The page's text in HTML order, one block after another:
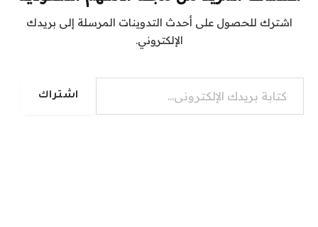
اشترك للحصول على أحدث التدوينات المرسلة إلى بريدك
الإلكتروني.
كتابة بريدك الإلكتروني...
اشتراك